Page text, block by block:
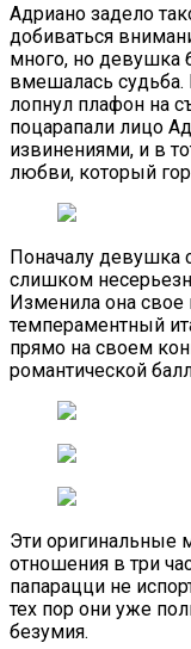
Адриано задело
добиваться
много, но девушка
вмешалась судьба.
лопнул плафон на
поцарапали лицо
извинениями, и в
любви, который
Поначалу девушка
слишком
Изменила она свое
темпераментный
прямо на своем
романтической
Эти
отношения в три
папарацци не
тех пор они уже
безумия.